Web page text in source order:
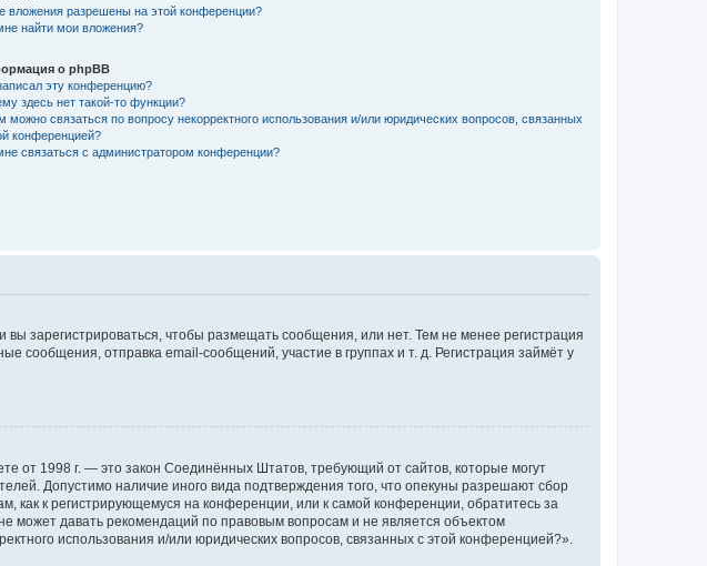
вложения разрешены на этой конференции?
найти мои вложения?
о phpBB
эту конференцию?
здесь нет такой-то функции?
можно связаться по вопросу некорректного использования и/или юридических вопросов, связанных
конференцией?
связаться с администратором конференции?
зарегистрироваться, чтобы размещать сообщения, или нет. Тем не менее регистрация
отправка email-сообщений, участие в группах и т. д. Регистрация займёт у
от 1998 г. — это закон Соединённых Штатов, требующий от сайтов, которые могут
Допустимо наличие иного вида подтверждения того, что опекуны разрешают сбор
к регистрирующемуся на конференции, или к самой конференции, обратитесь за
может давать рекомендаций по правовым вопросам и не является объектом
использования и/или юридических вопросов, связанных с этой конференцией?».